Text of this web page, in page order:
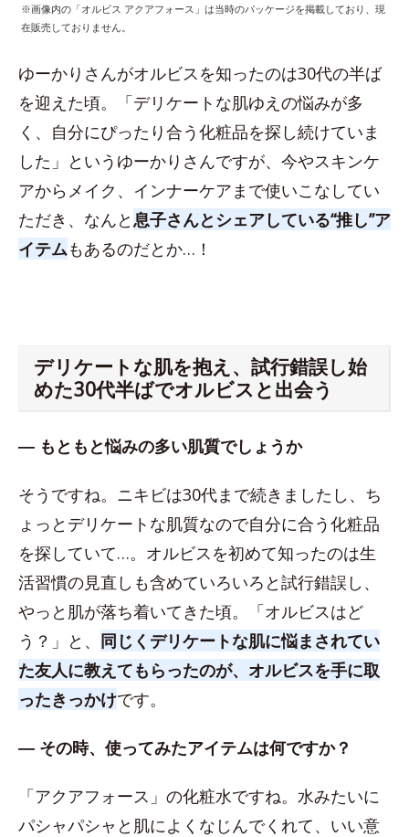
※画像内の「オルビス アクアフォース」は当時のパッケージを掲載しており、現
在販売しておりません。
ゆーかりさんがオルビスを知ったのは30代の半ば
を迎えた頃。「デリケートな肌ゆえの悩みが多
く、自分にぴったり合う化粧品を探し続けていま
した」というゆーかりさんですが、今やスキンケ
アからメイク、インナーケアまで使いこなしてい
ただき、なんと 息子さんとシェアしている“推し”ア
イテムもあるのだとか…！
デリケートな肌を抱え、試行錯誤し始
めた30代半ばでオルビスと出会う
― もともと悩みの多い肌質でしょうか
そうですね。ニキビは30代まで続きましたし、ち
ょっとデリケートな肌質なので自分に合う化粧品
を探していて…。オルビスを初めて知ったのは生
活習慣の見直しも含めていろいろと試行錯誤し、
やっと肌が落ち着いてきた頃。「オルビスはど
う？」と、 同じくデリケートな肌に悩まされてい
た友人に教えてもらったのが、オルビスを手に取
ったきっかけです。
― その時、使ってみたアイテムは何ですか？
「アクアフォース」の化粧水ですね。水みたいに
パシャパシャと肌によくなじんでくれて、いい意